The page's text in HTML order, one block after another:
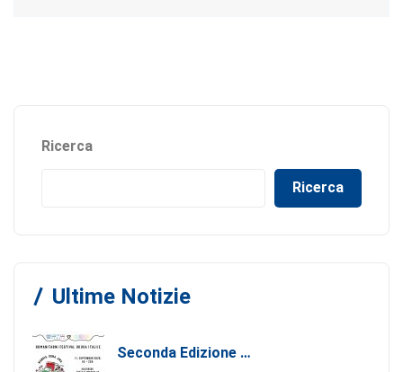
Ricerca
Ricerca
Ultime Notizie
Seconda Edizione Di MANGIA. DONA. AMA: Quando La Gastronomia Incontra La Solidarietà, 11 Settembre 2026